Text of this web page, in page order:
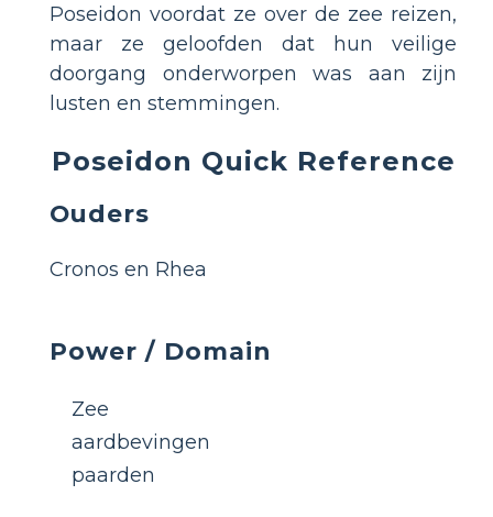
Poseidon voordat ze over de zee reizen,
maar ze geloofden dat hun veilige
doorgang onderworpen was aan zijn
lusten en stemmingen.
Poseidon Quick Reference
Ouders
Cronos en Rhea
Power / Domain
Zee
aardbevingen
paarden